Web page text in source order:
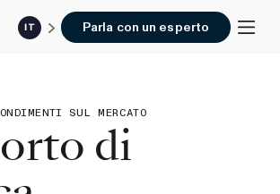
IT Parla con un esperto
SUL MERCATO
di